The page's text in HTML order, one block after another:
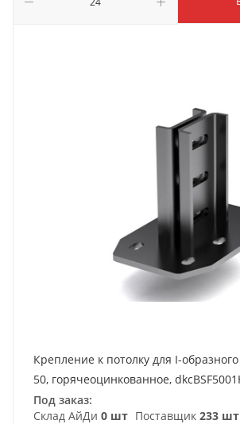
Крепление к потолку для I-образного профиля BPM-
50, горячеоцинкованное,
Под заказ:
Склад АйДи 0 шт Поставщик 233 шт